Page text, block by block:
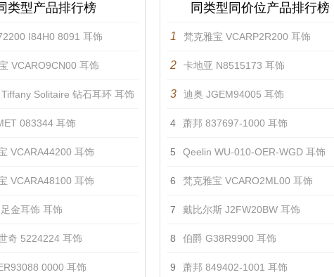
类型产品排行榜
I84H0 8091 耳饰
VCARO9CN00 耳饰
Solitaire 钻石耳环 耳饰
083344 耳饰
VCARA44200 耳饰
VCARA48100 耳饰
金耳饰 耳饰
奇 5224224 耳饰
0000 耳饰
同类型同价位产品排行榜
1 梵克雅宝 VCARP2R200 耳饰
2 卡地亚 N8515173 耳饰
3 迪奥 JGEM94005 耳饰
4 萧邦 837697-1000 耳饰
5 Qeelin WU-010-OER-WGD 耳饰
6 梵克雅宝 VCARO2ML00 耳饰
7 戴比尔斯 J2FW20BW 耳饰
8 伯爵 G38R9900 耳饰
9 萧邦 849402-1001 耳饰